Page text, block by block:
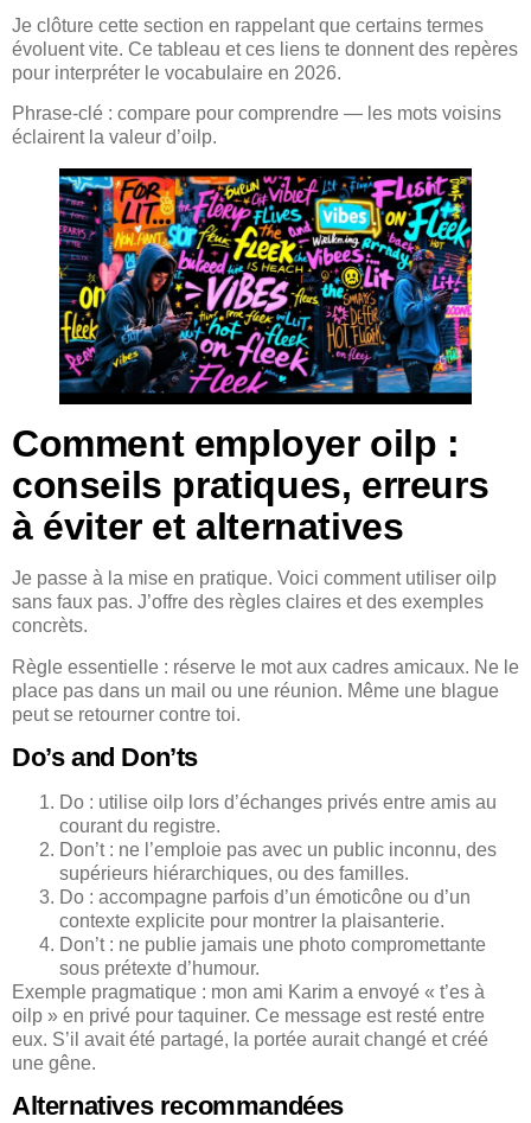
Je clôture cette section en rappelant que certains termes
évoluent vite. Ce tableau et ces liens te donnent des repères
pour interpréter le vocabulaire en 2026.
Phrase-clé : compare pour comprendre — les mots voisins
éclairent la valeur d’oilp.
Comment employer oilp :
conseils pratiques, erreurs
à éviter et alternatives
Je passe à la mise en pratique. Voici comment utiliser oilp
sans faux pas. J’offre des règles claires et des exemples
concrèts.
Règle essentielle : réserve le mot aux cadres amicaux. Ne le
place pas dans un mail ou une réunion. Même une blague
peut se retourner contre toi.
Do’s and Don’ts
Do : utilise oilp lors d’échanges privés entre amis au
courant du registre.
Don’t : ne l’emploie pas avec un public inconnu, des
supérieurs hiérarchiques, ou des familles.
Do : accompagne parfois d’un émoticône ou d’un
contexte explicite pour montrer la plaisanterie.
Don’t : ne publie jamais une photo compromettante
sous prétexte d’humour.
Exemple pragmatique : mon ami Karim a envoyé « t’es à
oilp » en privé pour taquiner. Ce message est resté entre
eux. S’il avait été partagé, la portée aurait changé et créé
une gêne.
Alternatives recommandées